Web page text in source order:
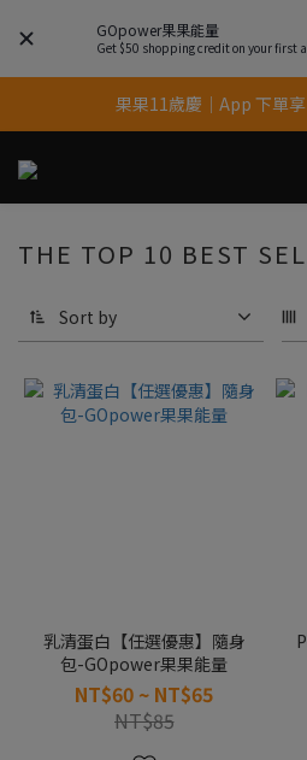
GOpower果果能量
Get $50 shopping credit on your first
果果11歲慶｜App 下單
果果11歲慶｜App 下單
結帳輸入優惠代碼【
果果11歲慶｜App 下單享
THE TOP 10 BEST
Sort by
乳清蛋白【任選優惠】隨身
包-GOpower果果能量
NT$60 ~ NT$65
NT$85